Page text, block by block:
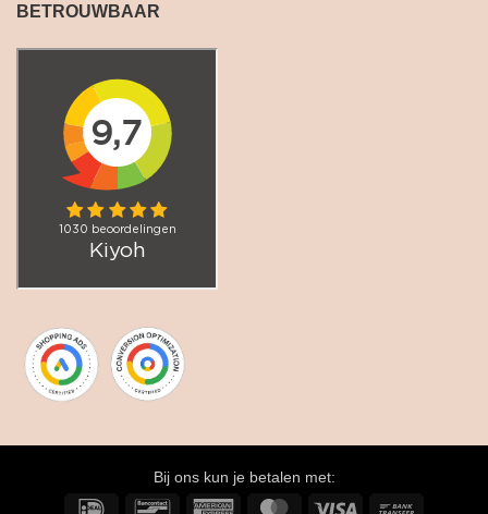
BETROUWBAAR
Bij ons kun je betalen met:
IDeal
BancontactAmerican MasterCardVisa